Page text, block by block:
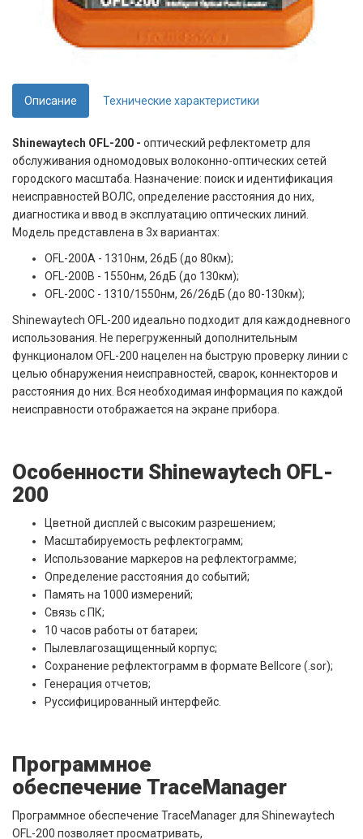
Описание Технические характеристики
Shinewaytech OFL-200 - оптический рефлектометр для
обслуживания одномодовых волоконно-оптических сетей
городского масштаба. Назначение: поиск и идентификация
неисправностей ВОЛС, определение расстояния до них,
диагностика и ввод в эксплуатацию оптических линий.
Модель представлена в 3х вариантах:
OFL-200A - 1310нм, 26дБ (до 80км);
OFL-200B - 1550нм, 26дБ (до 130км);
OFL-200С - 1310/1550нм, 26/26дБ (до 80-130км);
Shinewaytech OFL-200 идеально подходит для каждодневного
использования. Не перегруженный дополнительным
функционалом OFL-200 нацелен на быструю проверку линии с
целью обнаружения неисправностей, сварок, коннекторов и
расстояния до них. Вся необходимая информация по каждой
неисправности отображается на экране прибора.
Особенности Shinewaytech OFL-
200
Цветной дисплей с высоким разрешением;
Масштабируемость рефлектограмм;
Использование маркеров на рефлектограмме;
Определение расстояния до событий;
Память на 1000 измерений;
Связь с ПК;
10 часов работы от батареи;
Пылевлагозащищенный корпус;
Сохранение рефлектограмм в формате Bellcore (.sor);
Генерация отчетов;
Руссифицированный интерфейс.
Программное
обеспечение TraceManager
Программное обеспечение TraceManager для Shinewaytech
OFL-200 позволяет просматривать,